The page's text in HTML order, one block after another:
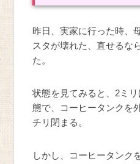
昨日、実家に行った時、
スタが壊れた、直せるな
た。
状態を見てみると、2ミ
態で、コーヒータンクを
チリ閉まる。
しかし、コーヒータンク